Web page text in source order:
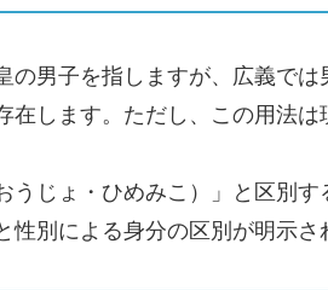
の男子を指しますが、広義で
在します。ただし、この用法は
うじょ・ひめみこ）」と区別
性別による身分の区別が明示さ